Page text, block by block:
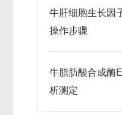
牛肝细胞生长因
操作步骤
牛脂肪酸合成酶
析测定